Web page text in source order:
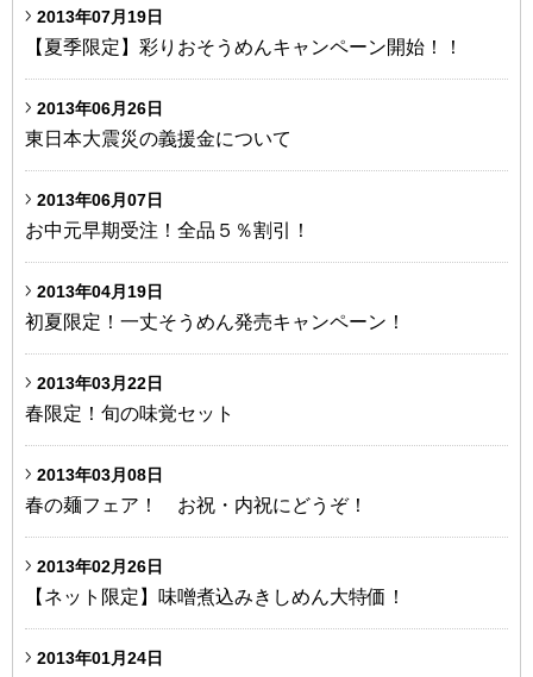
2013年07月19日
【夏季限定】彩りおそうめんキャンペーン開始！！
2013年06月26日
東日本大震災の義援金について
2013年06月07日
お中元早期受注！全品５％割引！
2013年04月19日
初夏限定！一丈そうめん発売キャンペーン！
2013年03月22日
春限定！旬の味覚セット
2013年03月08日
春の麺フェア！ お祝・内祝にどうぞ！
2013年02月26日
【ネット限定】味噌煮込みきしめん大特価！
2013年01月24日